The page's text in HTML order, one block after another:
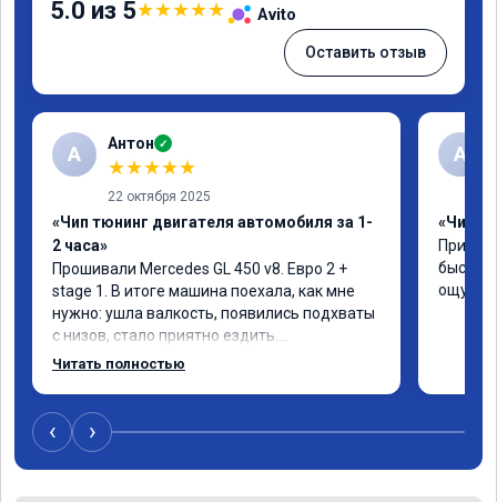
5.0 из 5★★★★★ Avito
Оставить отзыв
А Антон ✓
★★★★★
22 октября 2025
«Чип тюнинг двигателя автомобиля за 1-
2 часа»
Прошивали Mercedes GL 450 v8. Евро 2 +
stage 1. В итоге машина поехала, как мне
нужно: ушла валкость, появились подхваты
с низов, стало приятно ездить.
Одни из лучших трат, в авто! 🔥
Читать полностью
A
«Чип
‹ ›